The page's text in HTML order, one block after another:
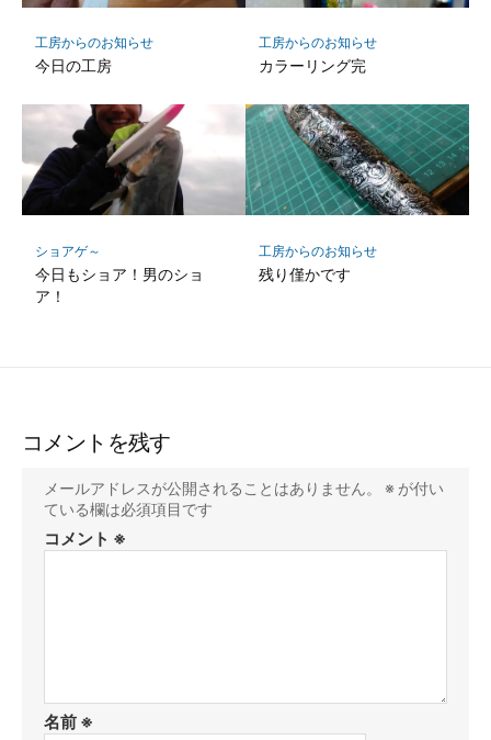
工房からのお知らせ
今日の工房
工房からのお知らせ
カラーリング完
ショアゲ～
今日もショア！男のショ
ア！
工房からのお知らせ
残り僅かです
コメントを残す
メールアドレスが公開されることはありません。 ※ が付い
ている欄は必須項目です
コメント ※
名前 ※